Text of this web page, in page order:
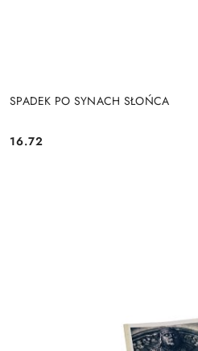
SPADEK PO SYNACH SŁOŃCA
Cena:
16.72